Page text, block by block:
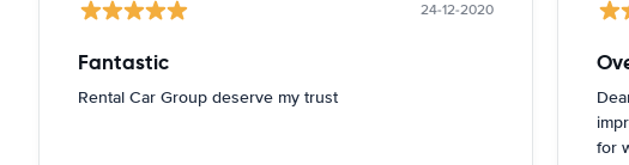
24-12-2020
Fantastic
Rental Car Group deserve my trust
for